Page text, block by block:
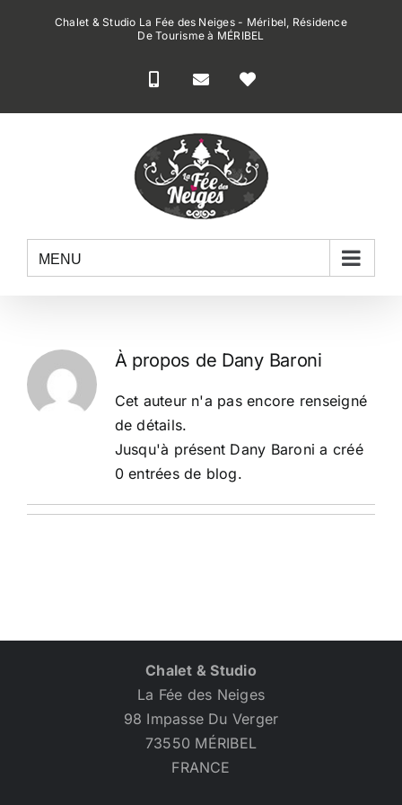
Chalet & Studio La Fée des Neiges - Méribel, Résidence
De Tourisme à MÉRIBEL
MENU
À propos de Dany Baroni
Cet auteur n'a pas encore renseigné
de détails.
Jusqu'à présent Dany Baroni a créé
0 entrées de blog.
Chalet & Studio
La Fée des Neiges
98 Impasse Du Verger
73550 MÉRIBEL
FRANCE